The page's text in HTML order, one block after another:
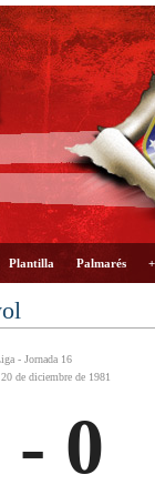
Plantilla Palmarés
- Jornada 16
de diciembre de 1981
- 0